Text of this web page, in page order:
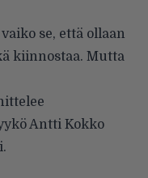
se, että ollaan
kiinnostaa. Mutta
Antti Kokko